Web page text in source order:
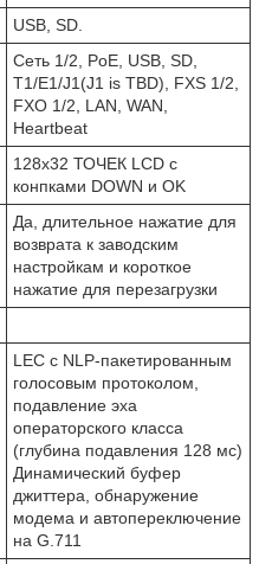
USB, SD.
Сеть 1/2, PoE, USB, SD,
T1/E1/J1(J1 is TBD), FXS 1/2,
FXO 1/2, LAN, WAN,
Heartbeat
128x32 ТОЧЕК LCD с
конпками DOWN и OK
Да, длительное нажатие для
возврата к заводским
настройкам и короткое
нажатие для перезагрузки
LEC c NLP-пакетированным
голосовым протоколом,
подавление эха
операторского класса
(глубина подавления 128 мс)
Динамический буфер
джиттера, обнаружение
модема и автопереключение
на G.711